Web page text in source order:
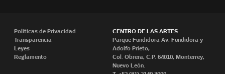
Políticas de Privacidad
Transparencia
Leyes
Reglamento
CENTRO DE LAS ARTES
Parque Fundidora Av. Fundidora y
Adolfo Prieto,
Col. Obrera, C.P. 64010, Monterrey,
Nuevo León.